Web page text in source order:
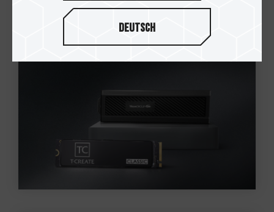
TEAMGROUP에서 T-CREATE CLASSIC
PCle4.0 DL 솔리드스테이트 드라이
브 및 TEAMGROUP EC01 M.2 NVMe PCI...
Deutsch